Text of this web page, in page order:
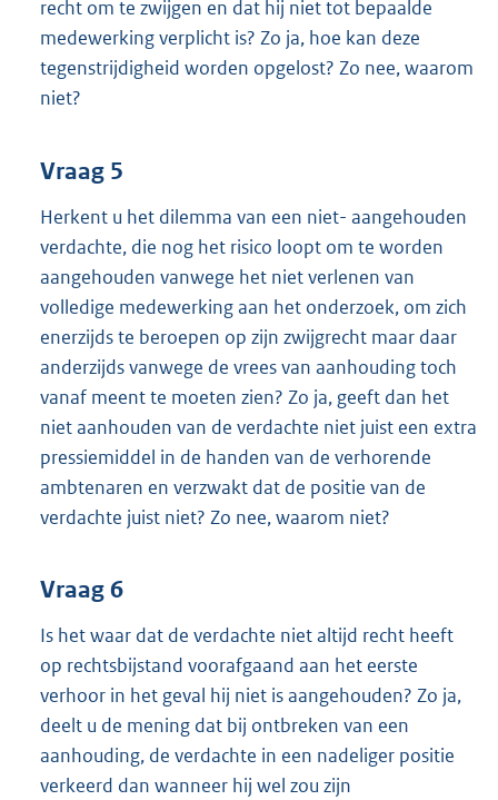
recht om te zwijgen en dat hij niet tot bepaalde
medewerking verplicht is? Zo ja, hoe kan deze
tegenstrijdigheid worden opgelost? Zo nee, waarom
niet?
Vraag 5
Herkent u het dilemma van een niet- aangehouden
verdachte, die nog het risico loopt om te worden
aangehouden vanwege het niet verlenen van
volledige medewerking aan het onderzoek, om zich
enerzijds te beroepen op zijn zwijgrecht maar daar
anderzijds vanwege de vrees van aanhouding toch
vanaf meent te moeten zien? Zo ja, geeft dan het
niet aanhouden van de verdachte niet juist een extra
pressiemiddel in de handen van de verhorende
ambtenaren en verzwakt dat de positie van de
verdachte juist niet? Zo nee, waarom niet?
Vraag 6
Is het waar dat de verdachte niet altijd recht heeft
op rechtsbijstand voorafgaand aan het eerste
verhoor in het geval hij niet is aangehouden? Zo ja,
deelt u de mening dat bij ontbreken van een
aanhouding, de verdachte in een nadeliger positie
verkeerd dan wanneer hij wel zou zijn